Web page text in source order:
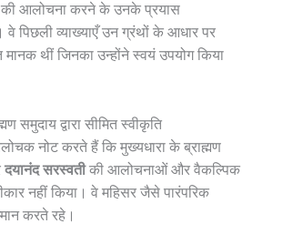
की आलोचना करने के उनके प्रयास
पिछली व्याख्याएँ उन ग्रंथों के आधार पर
थीं जिनका उन्होंने स्वयं उपयोग किया
समुदाय द्वारा सीमित स्वीकृति
नोट करते हैं कि मुख्यधारा के ब्राह्मण
दयानंद सरस्वतीकी आलोचनाओं और वैकल्पिक
नहीं किया। वे महिसर जैसे पारंपरिक
करते रहे।